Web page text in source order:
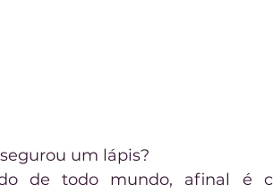
um lápis?
de todo mundo, afinal é